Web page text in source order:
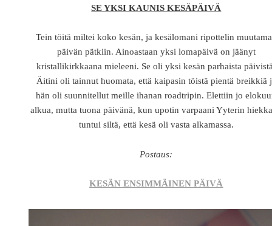
SE YKSI KAUNIS KESÄPÄIVÄ
Tein töitä miltei koko kesän, ja kesälomani ripottelin
päivän pätkiin. Ainoastaan yksi lomapäivä on jäänyt
kristallikirkkaana mieleeni. Se oli yksi kesän parhaista
Äitini oli tainnut huomata, että kaipasin töistä pientä breikkiä
hän oli suunnitellut meille ihanan roadtripin. Elettiin jo
alkua, mutta tuona päivänä, kun upotin varpaani Yyterin
tuntui siltä, että kesä oli vasta alkamassa.
Postaus:
KESÄN ENSIMMÄINEN PÄIVÄ